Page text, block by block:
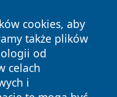
cookies, aby
także plików
od
celach
i
prawa zastrzeżone.